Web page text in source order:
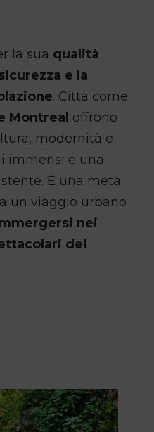
la sua qualità
e la
. Città come
Montreal offrono
modernità e
immensi e una
È una meta
un viaggio urbano
nei
dei